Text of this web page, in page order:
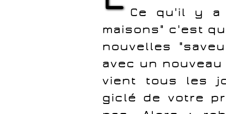
Ce qu'il y a
maisons" c'est
nouvelles
avec un
vient tous les
giclé de votre